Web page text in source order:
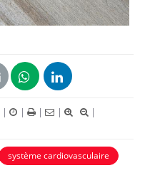
| | | |
|
système cardiovasculaire